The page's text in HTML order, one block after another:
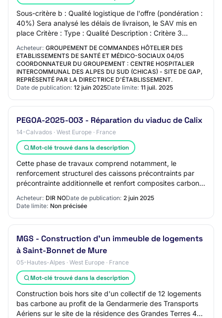
Sous-critère b : Qualité logistique de l'offre (pondération :
40%) Sera analysé les délais de livraison, le SAV mis en
place Critère : Type : Qualité Description : Critère 3
Acheteur: GROUPEMENT DE COMMANDES HÔTELIER DES
ETABLISSEMENTS DE SANTÉ ET MÉDICO-SOCIAUX 04/05
COORDONNATEUR DU GROUPEMENT : CENTRE HOSPITALIER
INTERCOMMUNAL DES ALPES DU SUD (CHICAS) - SITE DE GAP,
REPRÉSENTÉ PAR LA DIRECTRICE D'ÉTABLISSEMENT.
Date de publication: 12 juin 2025Date limite: 11 juil. 2025
PEGOA-2025-003 - Réparation du viaduc de Calix
14-Calvados · West Europe · France
Mot-clé trouvé dans la description
Cette phase de travaux comprend notamment, le
renforcement structurel des caissons précontraints par
précontrainte additionnelle et renfort composites carbone
Acheteur: DIR NODate de publication: 2 juin 2025
Date limite: Non précisée
MGS - Construction d'un immeuble de logements
à Saint-Bonnet de Mure
05-Hautes-Alpes · West Europe · France
Mot-clé trouvé dans la description
Construction bois hors site d'un collectif de 12 logements
bas carbone au profit de la Gendarmerie des Transports
Aériens sur le site de la résidence des Grandes Terres 4